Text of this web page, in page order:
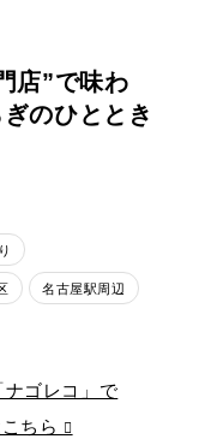
店”で味わ
のひととき
名古屋駅周辺
ゴレコ」で
ちら